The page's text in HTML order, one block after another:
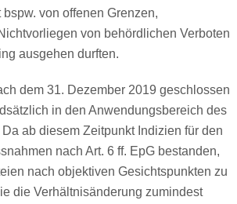
von offenen Grenzen,
von behördlichen Verboten
ausgehen durften.
dem 31. Dezember 2019 geschlossen
in den Anwendungsbereich des
ab diesem Zeitpunkt Indizien für den
nach Art. 6 ff. EpG bestanden,
nach objektiven Gesichtspunkten zu
die Verhältnisänderung zumindest